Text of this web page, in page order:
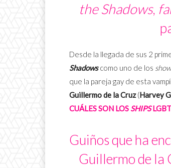
the Shadows,
Desde la llegada de sus 2
Shadowscomo uno de los
que la pareja gay de esta
Guillermo de la Cruz(Harvey
CUÁLES SON LOSSHIPS
Guiños que ha
Guillermo de la